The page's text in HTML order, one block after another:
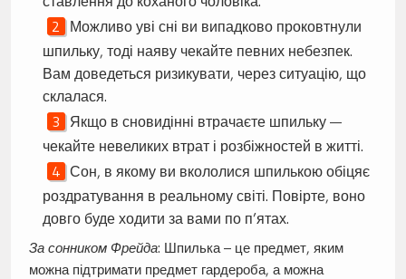
Можливо уві сні ви випадково проковтнули
шпильку, тоді наяву чекайте певних небезпек.
Вам доведеться ризикувати, через ситуацію, що
склалася.
Якщо в сновидінні втрачаєте шпильку —
чекайте невеликих втрат і розбіжностей в житті.
Сон, в якому ви вкололися шпилькою обіцяє
роздратування в реальному світі. Повірте, воно
довго буде ходити за вами по п’ятах.
За сонником Фрейда: Шпилька – це предмет, яким
можна підтримати предмет гардероба, а можна